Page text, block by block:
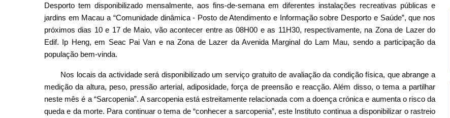
Desporto tem disponibilizado mensalmente, aos fins-de-semana em diferentes instalações recreativas públicas e
jardins em Macau a “Comunidade dinâmica - Posto de Atendimento e Informação sobre Desporto e Saúde”, que nos
próximos dias 10 e 17 de Maio, vão acontecer entre as 08H00 e as 11H30, respectivamente, na Zona de Lazer do
Edif. Ip Heng, em Seac Pai Van e na Zona de Lazer da Avenida Marginal do Lam Mau, sendo a participação da
população bem-vinda.
Nos locais da actividade será disponibilizado um serviço gratuito de avaliação da condição física, que abrange a
medição da altura, peso, pressão arterial, adiposidade, força de preensão e reacção. Além disso, o tema a partilhar
neste mês é a “Sarcopenia”. A sarcopenia está estreitamente relacionada com a doença crónica e aumenta o risco da
queda e da morte. Para continuar o tema de “conhecer a sarcopenia”, este Instituto continua a disponibilizar o rastreio